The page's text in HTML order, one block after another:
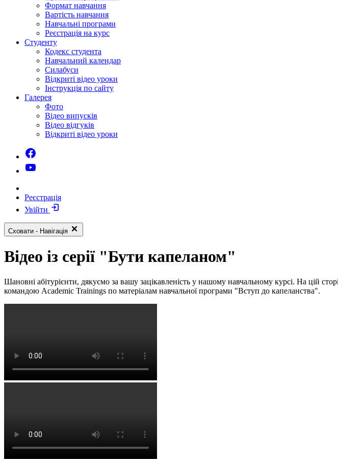
Формат навчання
Вартість навчання
Навчальні програми
Реєстрація на курс
Студенту
Кодекс студента
Навчальний календар
Силабуси
Відкриті відео уроки
Інструкція по сайту
Галерея
Фото
Відео випусків
Відео відгуків
Відкриті відео уроки
Реєстрація
Увійти
Сховати - Навігація
Відео із серії "Бути капеланом"
Шановні абітурієнти, дякуємо за вашу зацікавленість у нашому навчальному курсі. На цій
командою Academic Trainings по матеріалам навчальної програми "Вступ до капеланства".